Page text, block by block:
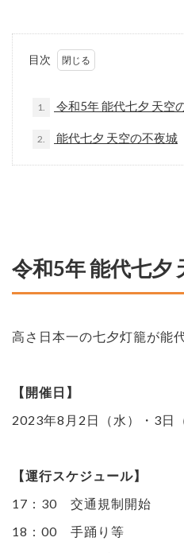
目次
1. 令和5年 能代七夕 天空
2. 能代七夕 天空の不夜城
令和5年 能代七夕
高さ日本一の七夕灯籠が能
【開催日】
2023年8月2日（水）・3日
【運行スケジュール】
17：30 交通規制開始
18：00 手踊り等